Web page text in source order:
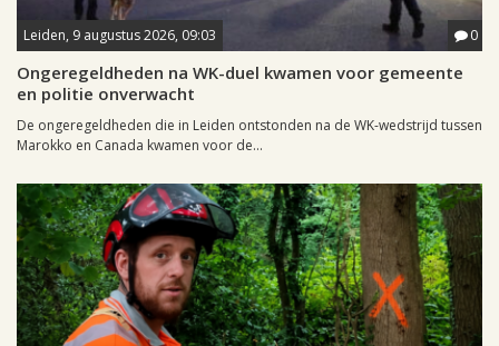
Leiden, 9 augustus 2026, 09:03 0
Ongeregeldheden na WK-duel kwamen voor gemeente
en politie onverwacht
De ongeregeldheden die in Leiden ontstonden na de WK-wedstrijd tussen
Marokko en Canada kwamen voor de...